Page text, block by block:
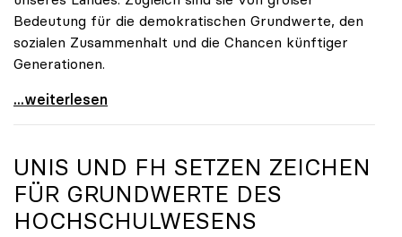
Bedeutung für die demokratischen Grundwerte, den
sozialen Zusammenhalt und die Chancen künftiger
Generationen.
10 Fragen zu Universitäten – Parteien geben
...weiterlesen
UNIS UND FH SETZEN ZEICHEN
FÜR GRUNDWERTE DES
HOCHSCHULWESENS